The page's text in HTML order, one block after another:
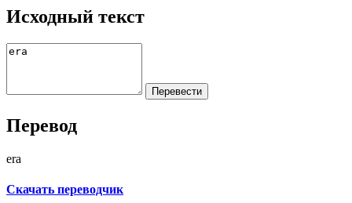
Исходный текст
Перевод
era
Скачать переводчик